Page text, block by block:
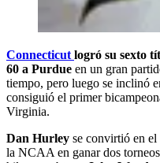
Connecticut logró su sexto
60 a Purdue en un gran
tiempo, pero luego se inclinó
consiguió el primer
Virginia.
Dan Hurley se convirtió en el
la NCAA en ganar dos